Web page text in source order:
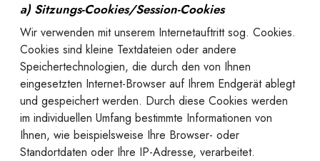
a) Sitzungs-Cookies/Session-Cookies
Wir verwenden mit unserem Internetauftritt sog. Cookies.
Cookies sind kleine Textdateien oder andere
Speichertechnologien, die durch den von Ihnen
eingesetzten Internet-Browser auf Ihrem Endgerät ablegt
und gespeichert werden. Durch diese Cookies werden
im individuellen Umfang bestimmte Informationen von
Ihnen, wie beispielsweise Ihre Browser- oder
Standortdaten oder Ihre IP-Adresse, verarbeitet.